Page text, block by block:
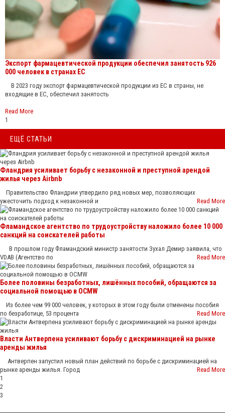
Экспорт фармацевтической продукции обеспечил занятость 926
000 человек в странах ЕС
В 2023 году экспорт фармацевтической продукции из ЕС в страны, не
входящие в ЕС, обеспечил занятость
Read More
1
ЕЩЁ СТАТЬИ
Фландрия усиливает борьбу с незаконной и преступной арендой
жилья через Airbnb
Правительство Фландрии утвердило ряд новых мер, позволяющих
ужесточить подход к незаконной и
Read More
Фламандское агентство по трудоустройству наложило более 10 000
санкций на соискателей работы
В прошлом году Фламандский министр занятости Зухал Демир заявила, что
VDAB (Агентство по
Read More
Более половины безработных, лишённых пособий, обращаются за
социальной помощью в OCMW
Из более чем 99 000 человек, у которых в этом году были отменены пособия
по безработице, 53 процента
Read More
Власти Антверпена усиливают борьбу с дискриминацией на рынке
аренды жилья
Антверпен запустил новый план действий по борьбе с дискриминацией на
рынке аренды жилья. Город
Read More
1
2
3